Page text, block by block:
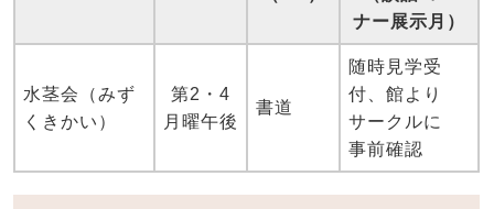
ナー展示月）
水茎会（みず
くきかい）
第2・4
月曜午後
書道
随時見学受
付、館より
サークルに
事前確認